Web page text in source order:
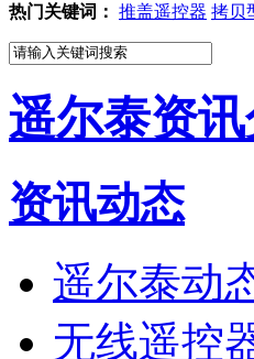
热门关键词： 推盖遥控器 拷贝
遥尔泰资
资讯动态
遥尔泰动
无线遥控